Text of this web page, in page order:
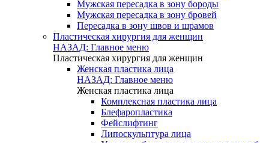
Мужская пересадка в зону бороды
Мужская пересадка в зону бровей
Пересадка в зону швов и шрамов
Пластическая хирургия для женщин
НАЗАД: Главное меню
Пластическая хирургия для женщин
Женская пластика лица
НАЗАД: Главное меню
Женская пластика лица
Комплексная пластика лица
Блефаропластика
Фейслифтинг
Липоскульптура лица